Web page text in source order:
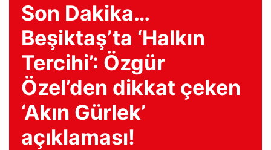
Son Dakika…
Beşiktaş’ta ‘Halkın
Tercihi’: Özgür
Özel’den dikkat çeken
‘Akın Gürlek’
açıklaması!